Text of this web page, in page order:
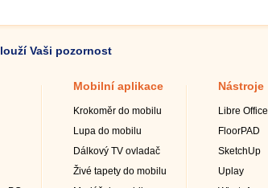
Vaši pozornost
Mobilní aplikace
Krokoměr do mobilu
Lupa do mobilu
Dálkový TV ovladač
Živé tapety do mobilu
Nástroje
Libre Office
FloorPAD
SketchUp
Uplay